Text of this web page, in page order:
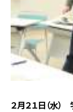
２月２１日（水